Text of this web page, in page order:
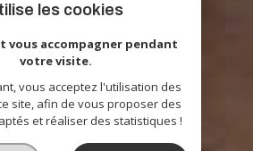
les cookies
vous accompagner pendant
votre visite.
vous acceptez l'utilisation des
site, afin de vous proposer des
et réaliser des statistiques !